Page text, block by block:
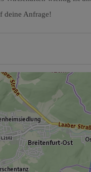
deine Anfrage!